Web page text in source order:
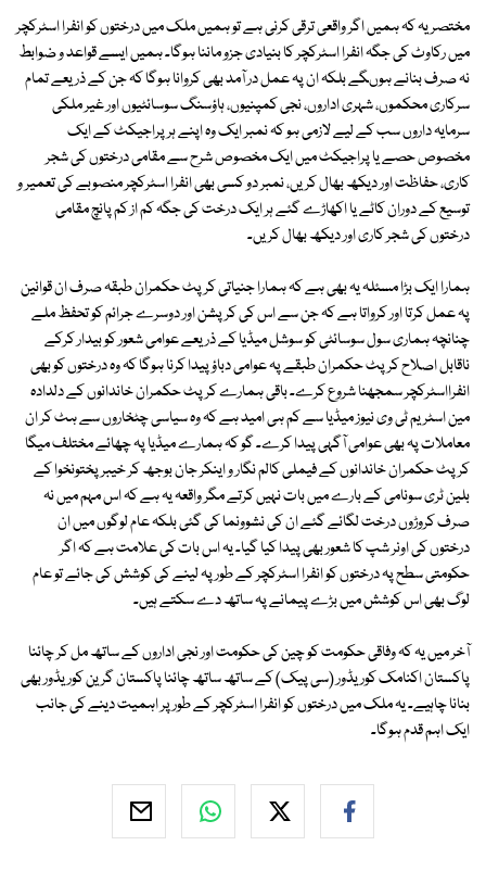
مختصر یہ کہ ہمیں اگر واقعی ترقی کرنی ہے تو ہمیں ملک میں درختوں کو انفرا اسٹرکچر
میں رکاوٹ کی جگہ انفرا اسٹرکچر کا بنیادی جزو ماننا ہوگا۔ ہمیں ایسے قواعد و ضوابط
نہ صرف بنانے ہوںگے بلکہ ان پہ عمل در آمد بھی کروانا ہوگا کہ جن کے ذریعے تمام
سرکاری محکموں، شہری اداروں، نجی کمپنیوں، ہاؤسنگ سوسائٹیوں اور غیر ملکی
سرمایہ داروں سب کے لیے لازمی ہو کہ نمبر ایک وہ اپنے ہر پراجیکٹ کے ایک
مخصوص حصے یا پراجیکٹ میں ایک مخصوص شرح سے مقامی درختوں کی شجر
کاری، حفاظت اور دیکھ بھال کریں، نمبر دو کسی بھی انفرا اسٹرکچر منصوبے کی تعمیر و
توسیع کے دوران کاٹے یا اکھاڑے گئے ہر ایک درخت کی جگہ کم از کم پانچ مقامی
درختوں کی شجر کاری اور دیکھ بھال کریں۔
ہمارا ایک بڑا مسئلہ یہ بھی ہے کہ ہمارا جنیاتی کرپٹ حکمران طبقہ صرف ان قوانین
پہ عمل کرتا اور کرواتا ہے کہ جن سے اس کی کرپشن اور دوسرے جرائم کو تحفظ ملے
چنانچہ ہماری سول سوسائٹی کو سوشل میڈیا کے ذریعے عوامی شعور کو بیدار کرکے
ناقابل اصلاح کرپٹ حکمران طبقے پہ عوامی دباؤ پیدا کرنا ہوگا کہ وہ درختوں کو بھی
انفرااسٹرکچر سمجھنا شروع کرے۔ باقی ہمارے کرپٹ حکمران خاندانوں کے دلدادہ
مین اسٹریم ٹی وی نیوز میڈیا سے کم ہی امید ہے کہ وہ سیاسی چٹخاروں سے ہٹ کر ان
معاملات پہ بھی عوامی آگہی پیدا کرے۔ گو کہ ہمارے میڈیا پہ چھائے مختلف میگا
کرپٹ حکمران خاندانوں کے فیملی کالم نگار و اینکر جان بوجھ کر خیبر پختونخوا کے
بلین ٹری سونامی کے بارے میں بات نہیں کرتے مگر واقعہ یہ ہے کہ اس مہم میں نہ
صرف کروڑوں درخت لگائے گئے ان کی نشوونما کی گئی بلکہ عام لوگوں میں ان
درختوں کی اونر شپ کا شعور بھی پیدا کیا گیا۔ یہ اس بات کی علامت ہے کہ اگر
حکومتی سطح پہ درختوں کو انفرا اسٹرکچر کے طور پہ لینے کی کوشش کی جائے تو عام
لوگ بھی اس کوشش میں بڑے پیمانے پہ ساتھ دے سکتے ہیں۔
آخر میں یہ کہ وفاقی حکومت کو چین کی حکومت اور نجی اداروں کے ساتھ مل کر چائنا
پاکستان اکنامک کوریڈور (سی پیک) کے ساتھ ساتھ چائنا پاکستان گرین کوریڈور بھی
بنانا چاہیے۔ یہ ملک میں درختوں کو انفرا اسٹرکچر کے طور پر اہمیت دینے کی جانب
ایک اہم قدم ہوگا۔